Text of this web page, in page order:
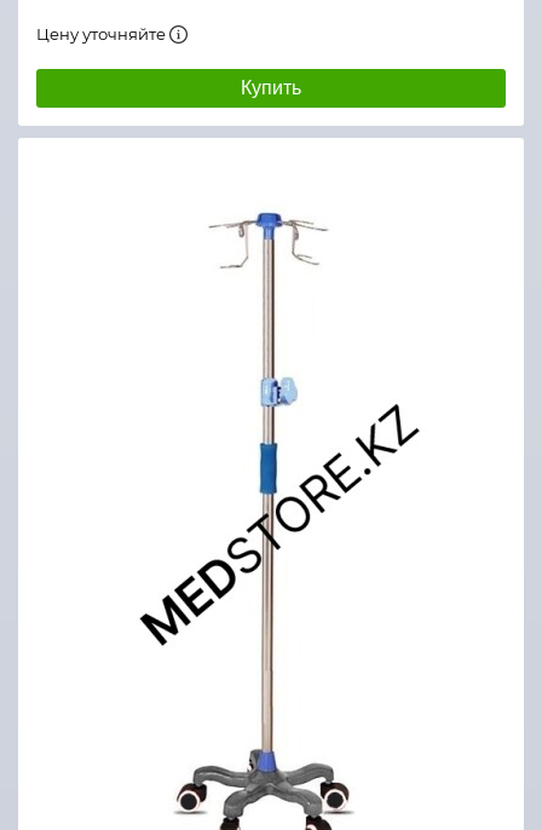
Цену уточняйте
Купить